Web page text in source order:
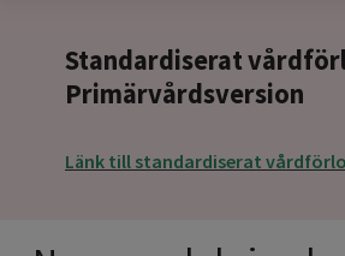
Standardiserat
Primärvårdsversion
Länk till standardiserat